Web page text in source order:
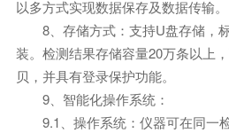
以多方式实现数据保存及数据传输。
8、存储方式：支持U盘存储，
装。检测结果存储容量20万条以上
贝，并具有登录保护功能。
9、智能化操作系统：
9.1、操作系统：仪器可在同一